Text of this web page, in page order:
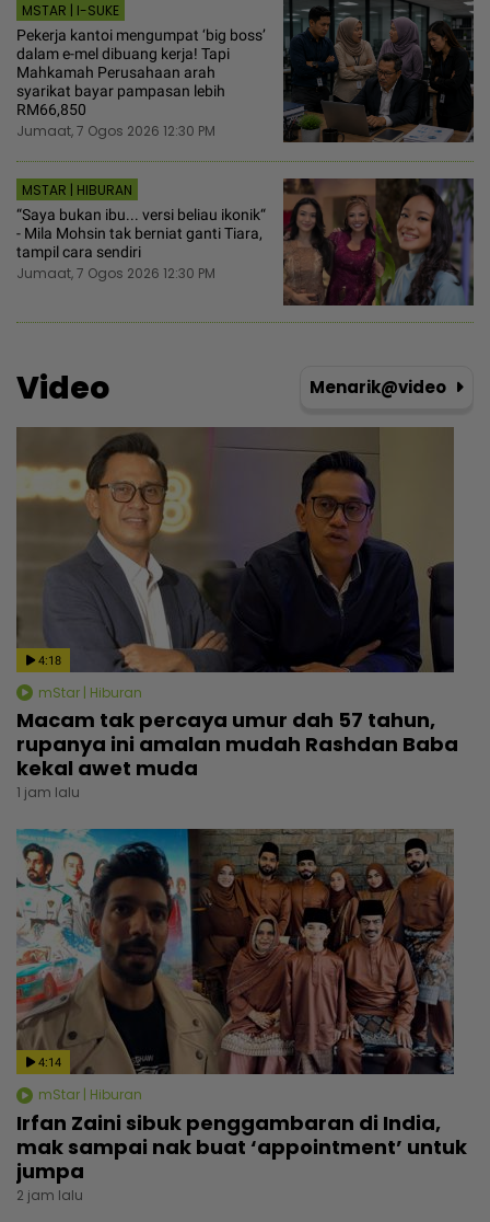
MSTAR | I-SUKE
Pekerja kantoi mengumpat ‘big boss’
dalam e-mel dibuang kerja! Tapi
Mahkamah Perusahaan arah
syarikat bayar pampasan lebih
RM66,850
Jumaat, 7 Ogos 2026 12:30 PM
MSTAR | HIBURAN
“Saya bukan ibu... versi beliau ikonik“
- Mila Mohsin tak berniat ganti Tiara,
tampil cara sendiri
Jumaat, 7 Ogos 2026 12:30 PM
Video Menarik@video
4:18
mStar | Hiburan
Macam tak percaya umur dah 57 tahun,
rupanya ini amalan mudah Rashdan Baba
kekal awet muda
1 jam lalu
4:14
mStar | Hiburan
Irfan Zaini sibuk penggambaran di India,
mak sampai nak buat ‘appointment’ untuk
jumpa
2 jam lalu